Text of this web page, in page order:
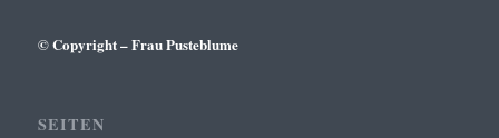
© Copyright – Frau Pusteblume
SEITEN